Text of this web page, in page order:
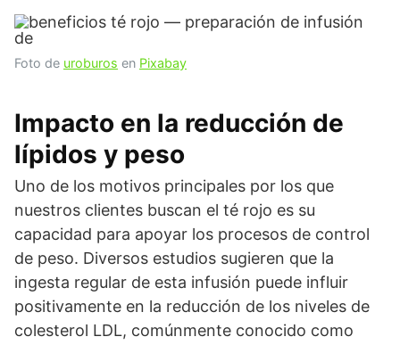
Foto de uroburos en Pixabay
Impacto en la reducción de
lípidos y peso
Uno de los motivos principales por los que
nuestros clientes buscan el té rojo es su
capacidad para apoyar los procesos de control
de peso. Diversos estudios sugieren que la
ingesta regular de esta infusión puede influir
positivamente en la reducción de los niveles de
colesterol LDL, comúnmente conocido como